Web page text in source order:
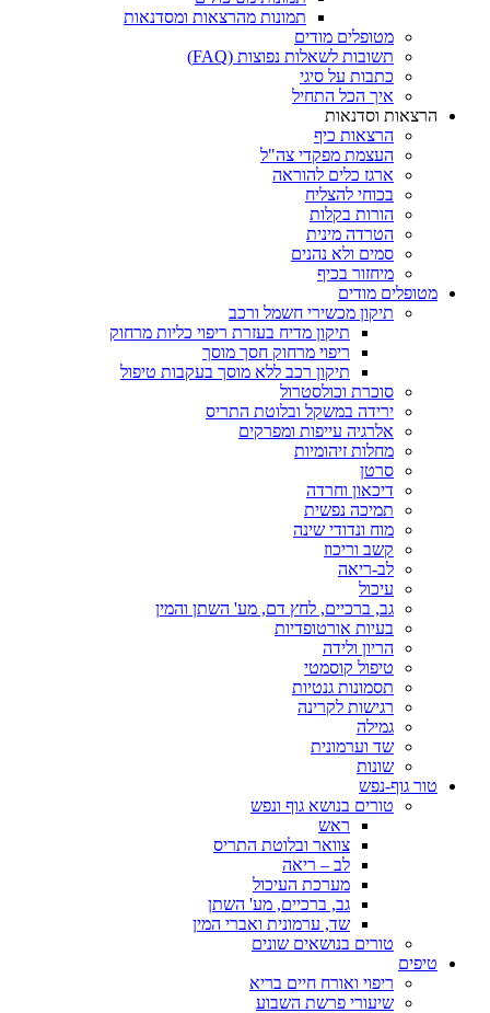
תמונות מהרצאות ומסדנאות
מטופלים מודים
תשובות לשאלות נפוצות (FAQ)
כתבות על סיגי
איך הכל התחיל
הרצאות וסדנאות
הרצאות כיף
העצמת מפקדי צה"ל
ארגז כלים להוראה
בכוחי להצליח
הורות בקלות
הטרדה מינית
סמים ולא נהנים
מיחזור בכיף
מטופלים מודים
תיקון מכשירי חשמל ורכב
תיקון מדיח בעזרת ריפוי כליות מרחוק
ריפוי מרחוק חסך מוסך
תיקון רכב ללא מוסך בעקבות טיפול
סוכרת וכולסטרול
ירידה במשקל ובלוטת התריס
אלרגיה עייפות ומפרקים
מחלות זיהומיות
סרטן
דיכאון וחרדה
תמיכה נפשית
מוח ונדודי שינה
קשב וריכוז
לב-ריאה
עיכול
גב, ברכיים, לחץ דם, מע' השתן והמין
בעיות אורטופדיות
הריון ולידה
טיפול קוסמטי
תסמונות גנטיות
רגישות לקרינה
גמילה
שד וערמונית
שונות
טור גוף-נפש
טורים בנושא גוף ונפש
ראש
צוואר ובלוטת התריס
לב – ריאה
מערכת העיכול
גב, ברכיים, מע' השתן
שד, ערמונית ואברי המין
טורים בנושאים שונים
טיפים
ריפוי ואורח חיים בריא
שיעורי פרשת השבוע